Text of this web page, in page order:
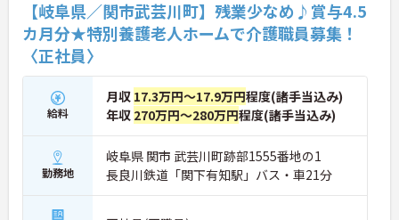
【岐阜県／関市武芸川町】残業少なめ♪賞与4.5
カ月分★特別養護老人ホームで介護職員募集！
〈正社員〉
給料
月収 17.3万円～17.9万円程度(諸手当込み)
年収 270万円～280万円程度(諸手当込み)
勤務地
岐阜県 関市 武芸川町跡部1555番地の1
長良川鉄道「関下有知駅」バス・車21分